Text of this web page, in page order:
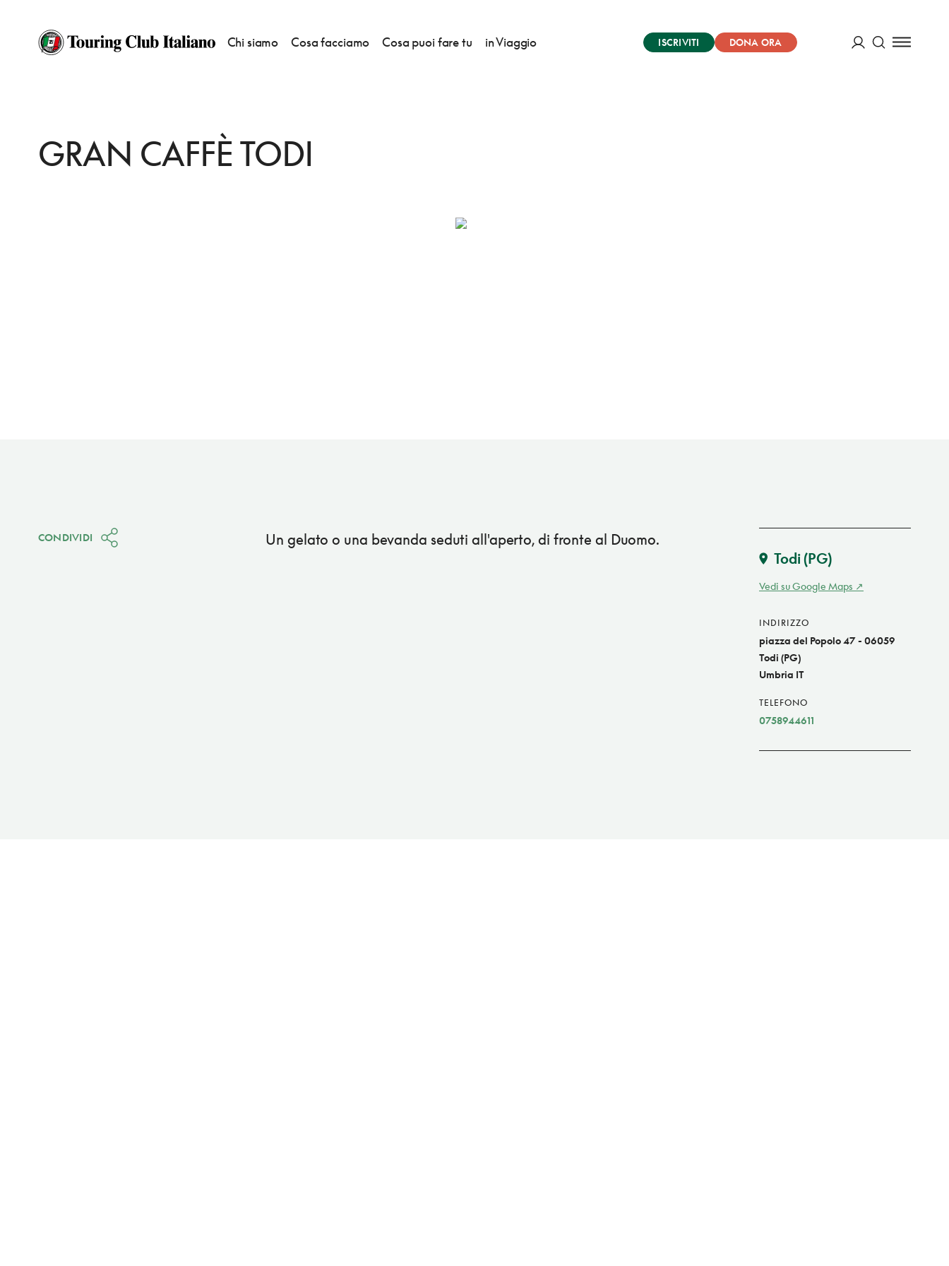
Chi siamo Cosa facciamo Cosa puoi fare tu in Viaggio ISCRIVITI
DONA ORA
GRAN CAFFÈ TODI
Un gelato o una bevanda seduti all'aperto, di fronte al Duomo.
CONDIVIDI
Todi(PG)
Vedi su Google Maps
INDIRIZZO
piazza del Popolo 47 - 06059
Todi (PG)
Umbria IT
TELEFONO
0758944611